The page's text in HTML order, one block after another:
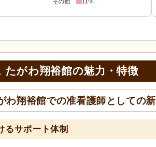
その他
11%
たがわ翔裕館の魅力・特徴
わ翔裕館での准看護師としての新
るサポート体制